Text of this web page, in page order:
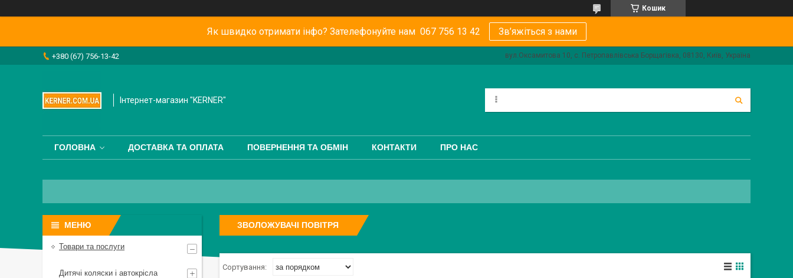
Кошик
Як швидко отримати інфо? Зателефонуйте нам 067 756 13 42 Зв’яжіться з нами
+380 (67) 756-13-42 вул.Оксамитова 10, с. Петропавлівська Борщагівка, 08130, Київ, Україна
Інтернет-магазин "KERNER"
ГОЛОВНА ДОСТАВКА ТА ОПЛАТА ПОВЕРНЕННЯ ТА ОБМІН КОНТАКТИ ПРО НАС
ЗВОЛОЖУВАЧІ ПОВІТРЯ
Товари та послуги
Дитячі коляски і автокрісла